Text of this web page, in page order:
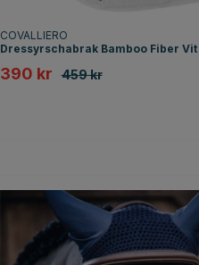
COVALLIERO
Dressyrschabrak Bamboo Fiber Vit
390 kr 459 kr